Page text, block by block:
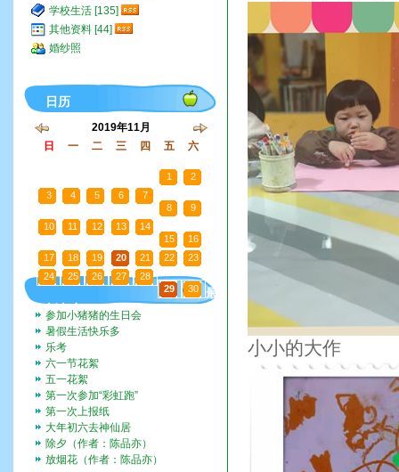
小小的大作
学校生活 [135]
其他资料 [44]
婚纱照
日历
2019年11月
日
一 二 三 四 五 六
1
2
3
4 5 6
7
8
9
10
11 12 13
14
15
16
17
18 19 20 21 22
23
24
25 26 27
28
29
30
最
新文章
参加小猪猪的生日会
暑假生活快乐多
乐考
六一节花絮
五一花絮
第一次参加“彩虹跑”
第一次上报纸
大年初六去神仙居
除夕（作者：陈品亦）
放烟花（作者：陈品亦）